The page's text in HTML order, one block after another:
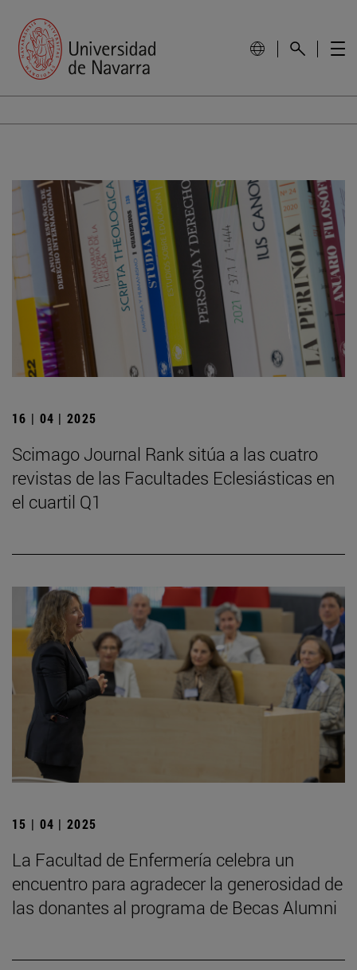
16 | 04 | 2025
Scimago Journal Rank sitúa a las cuatro
revistas de las Facultades Eclesiásticas en
el cuartil Q1
15 | 04 | 2025
La Facultad de Enfermería celebra un
encuentro para agradecer la generosidad de
las donantes al programa de Becas Alumni